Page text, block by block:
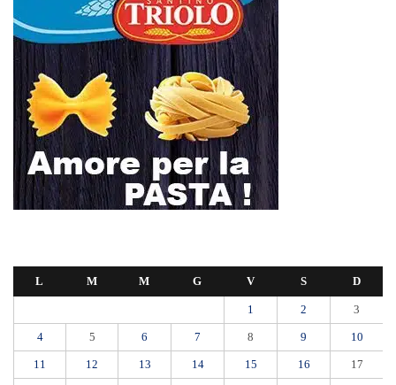
L M M G V S D
1 2 3
4 5 6 7 8 9 10
11 12 13 14 15 16 17